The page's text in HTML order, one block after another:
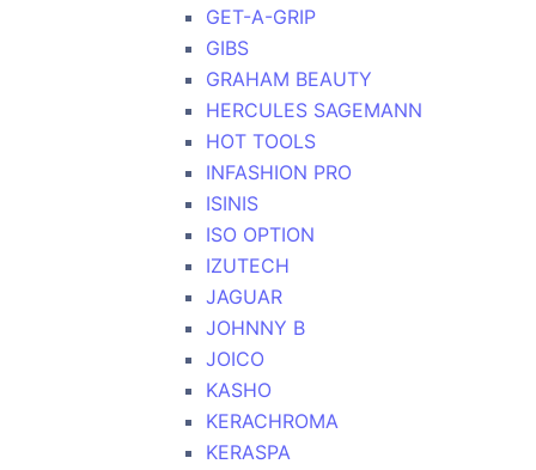
GET-A-GRIP
GIBS
GRAHAM BEAUTY
HERCULES SAGEMANN
HOT TOOLS
INFASHION PRO
ISINIS
ISO OPTION
IZUTECH
JAGUAR
JOHNNY B
JOICO
KASHO
KERACHROMA
KERASPA